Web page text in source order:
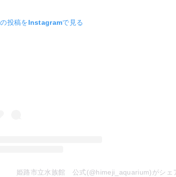
投稿をInstagramで見る
姫路市立水族館 公式(@himeji_aquarium)がシェ